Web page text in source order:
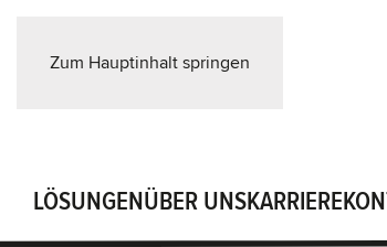
Zum Hauptinhalt springen
LÖSUNGENÜBER UNSKARRIERE